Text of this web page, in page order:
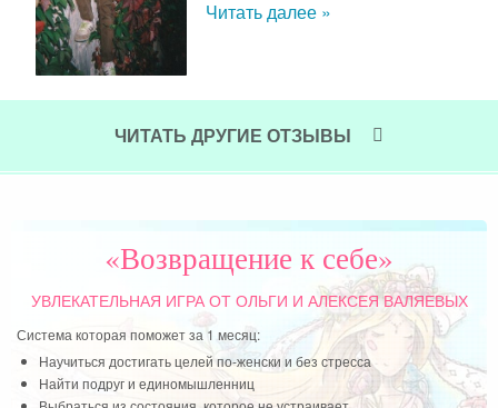
а
Читать далее »
ЧИТАТЬ ДРУГИЕ ОТЗЫВЫ
«Возвращение к себе»
УВЛЕКАТЕЛЬНАЯ ИГРАОТ ОЛЬГИ И АЛЕКСЕЯ ВАЛЯЕВЫХ
Система которая поможет за 1 месяц:
Научиться достигать целей по-женски и без стресса
Найти подруг и единомышленниц